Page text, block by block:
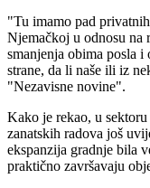
"Tu imamo pad
Njemačkoj u odnosu na
smanjenja obima posla i
strane, da li naše ili iz
"Nezavisne novine".
Kako je rekao, u
zanatskih radova još
ekspanzija gradnje bila
praktično završavaju